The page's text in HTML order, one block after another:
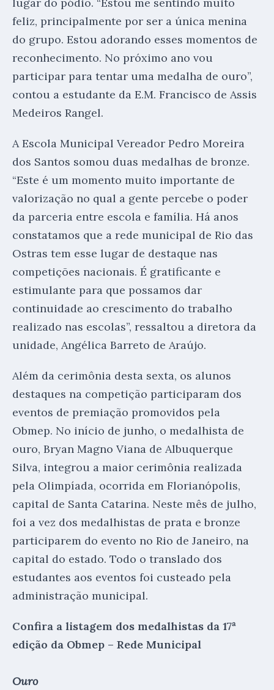
feliz, principalmente por ser a única menina
do grupo. Estou adorando esses momentos de
reconhecimento. No próximo ano vou
participar para tentar uma medalha de ouro”,
contou a estudante da E.M. Francisco de Assis
Medeiros Rangel.
A Escola Municipal Vereador Pedro Moreira
dos Santos somou duas medalhas de bronze.
“Este é um momento muito importante de
valorização no qual a gente percebe o poder
da parceria entre escola e família. Há anos
constatamos que a rede municipal de Rio das
Ostras tem esse lugar de destaque nas
competições nacionais. É gratificante e
estimulante para que possamos dar
continuidade ao crescimento do trabalho
realizado nas escolas”, ressaltou a diretora da
unidade, Angélica Barreto de Araújo.
Além da cerimônia desta sexta, os alunos
destaques na competição participaram dos
eventos de premiação promovidos pela
Obmep. No início de junho, o medalhista de
ouro, Bryan Magno Viana de Albuquerque
Silva, integrou a maior cerimônia realizada
pela Olimpíada, ocorrida em Florianópolis,
capital de Santa Catarina. Neste mês de julho,
foi a vez dos medalhistas de prata e bronze
participarem do evento no Rio de Janeiro, na
capital do estado. Todo o translado dos
estudantes aos eventos foi custeado pela
administração municipal.
Confira a listagem dos medalhistas da 17ª
edição da Obmep – Rede Municipal
Ouro